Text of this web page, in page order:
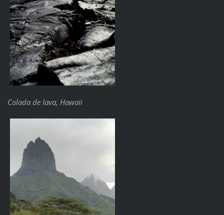
Colada de lava, Hawaii